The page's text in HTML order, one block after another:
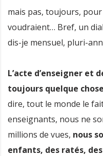
mais pas, toujours,
voudraient… Bref, un
dis-je mensuel, pluri-
L’acte d’enseigner et
toujours quelque
dire, tout le monde le
enseignants, nous ne
millions de vues, nous
enfants, des ratés,